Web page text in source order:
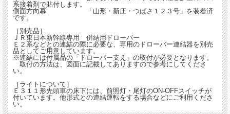
系接着剤で貼付します。
側面方向幕 「山形・新庄・つばさ１２３号」を装着済
です。
［別売品］
ＪＲ東日本新幹線専用 併結用ドローバー
Ｅ２系などとの連結の際に必要な、専用のドローバー連結器を別売
品としてご用意しています。
※連結には付属品の「ドローバー支え」の取付が必要となります。
取付の方法は、図面に記載してありますので参考にしてくださ
い。
［ライトについて］
Ｅ３１１形先頭車の床下には、前照灯・尾灯のON-OFFスイッチが
付いています。他形式との連結運転をする場合などにご利用くださ
い。